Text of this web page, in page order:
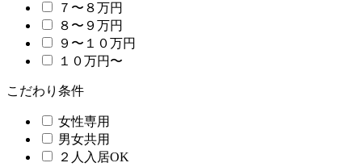
７〜８万円
８〜９万円
９〜１０万円
１０万円〜
こだわり条件
女性専用
男女共用
２人入居OK